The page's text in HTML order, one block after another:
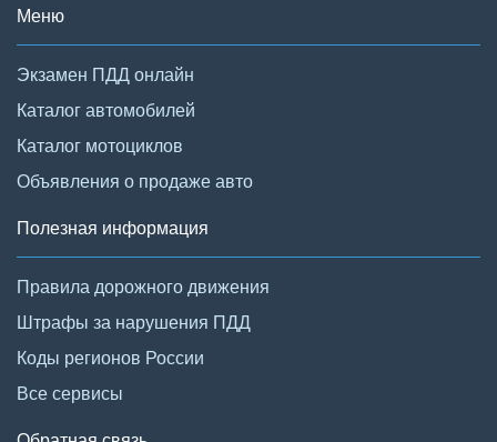
Меню
Экзамен ПДД онлайн
Каталог автомобилей
Каталог мотоциклов
Объявления о продаже авто
Полезная информация
Правила дорожного движения
Штрафы за нарушения ПДД
Коды регионов России
Все сервисы